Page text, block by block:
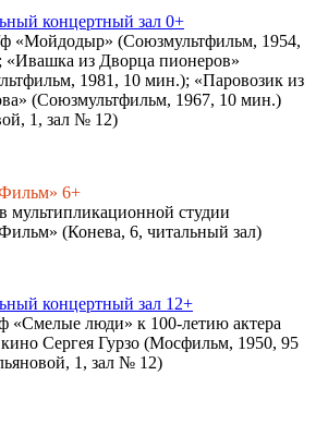
концертный зал 0+
«Мойдодыр» (Союзмультфильм, 1954,
«Ивашка из Дворца пионеров»
1981, 10 мин.); «Паровозик из
(Союзмультфильм, 1967, 10 мин.)
1, зал № 12)
6+
мультипликационной студии
(Конева, 6, читальный зал)
концертный зал 12+
«Смелые люди» к 100-летию актера
кино Сергея Гурзо (Мосфильм, 1950, 95
1, зал № 12)